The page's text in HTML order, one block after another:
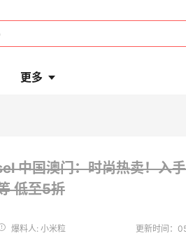
更多
中国澳门：时尚热卖！入
低至5折
爆料人: 小米粒 更新时间：